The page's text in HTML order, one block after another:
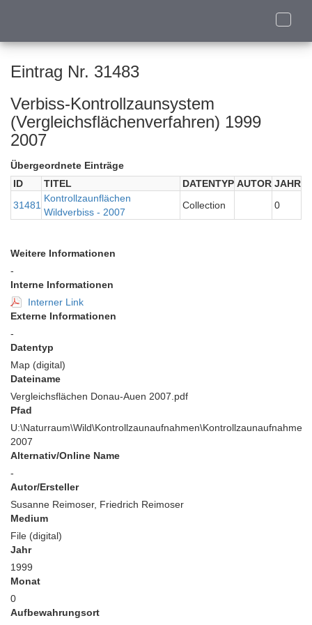
Toggle
Eintrag Nr. 31483
Verbiss-Kontrollzaunsystem
(Vergleichsflächenverfahren) 1999
2007
Übergeordnete Einträge
ID
TITEL DATENTYP AUTOR JAHR
31481
Kontrollzaunflächen
Wildverbiss - 2007
Collection 0
Weitere Informationen
-
Interne Informationen
Interner Link
Externe Informationen
-
Datentyp
Map (digital)
Dateiname
Vergleichsflächen Donau-Auen 2007.pdf
Pfad
U:\Naturraum\Wild\Kontrollzaunaufnahmen\Kontrollzaunaufnahme
2007
Alternativ/Online Name
-
Autor/Ersteller
Susanne Reimoser, Friedrich Reimoser
Medium
File (digital)
Jahr
1999
Monat
0
Aufbewahrungsort